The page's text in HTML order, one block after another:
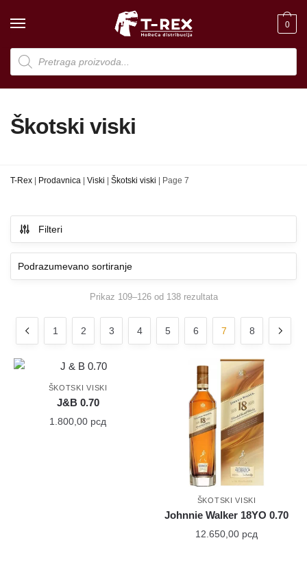
Products
search
0
Škotski viski
T-Rex | Prodavnica | Viski | Škotski viski | Page 7
Filteri
Prikaz 109–126 od 138 rezultata
1 2 3 4 5 6 7 8
ŠKOTSKI VISKI
J&B 0.70
1.800,00 рсд
ŠKOTSKI VISKI
Johnnie Walker 18YO 0.70
12.650,00 рсд